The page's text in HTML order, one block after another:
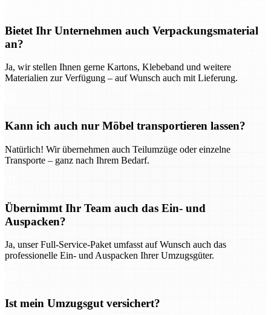
Bietet Ihr Unternehmen auch Verpackungsmaterial
an?
Ja, wir stellen Ihnen gerne Kartons, Klebeband und weitere
Materialien zur Verfügung – auf Wunsch auch mit Lieferung.
Kann ich auch nur Möbel transportieren lassen?
Natürlich! Wir übernehmen auch Teilumzüge oder einzelne
Transporte – ganz nach Ihrem Bedarf.
Übernimmt Ihr Team auch das Ein- und
Auspacken?
Ja, unser Full-Service-Paket umfasst auf Wunsch auch das
professionelle Ein- und Auspacken Ihrer Umzugsgüter.
Ist mein Umzugsgut versichert?